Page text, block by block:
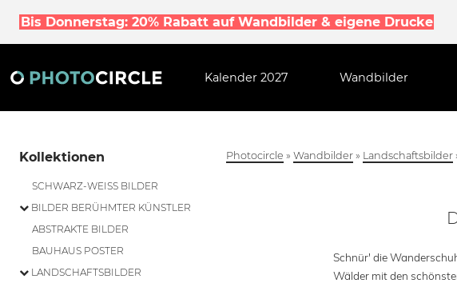
Bis Donnerstag: 20% Rabatt auf Wandbilder & eigene Drucke
Kalender 2027 Wandbilder
Kollektionen
SCHWARZ-WEISS BILDER
BILDER BERÜHMTER KÜNSTLER
ABSTRAKTE BILDER
BAUHAUS POSTER
LANDSCHAFTSBILDER
Photocircle »Wandbilder » Landschaftsbilder
Schnür' die
Wälder mit den